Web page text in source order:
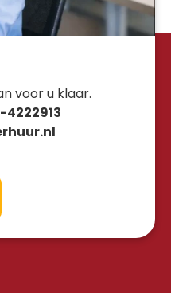
voor u klaar.
4222913